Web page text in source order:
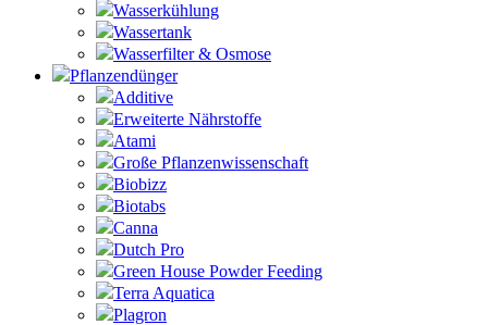
Wasserkühlung
Wassertank
Wasserfilter & Osmose
Pflanzendünger
Additive
Erweiterte Nährstoffe
Atami
Große Pflanzenwissenschaft
Biobizz
Biotabs
Canna
Dutch Pro
Green House Powder Feeding
Terra Aquatica
Plagron